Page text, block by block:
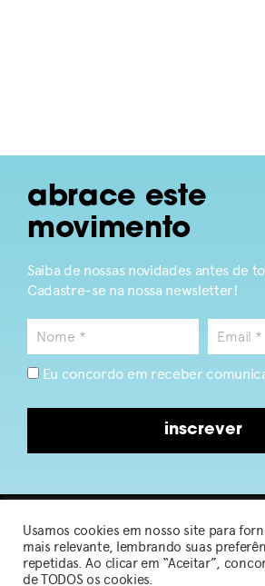
abrace este
movimento
Saiba de nossas novidades antes de
Cadastre-se na nossa newsletter!
Eu concordo em receber
inscrever
2026 © Sou de Algodão
Usamos cookies em nosso site para
mais relevante, lembrando suas
repetidas. Ao clicar em “Aceitar”,
de TODOS os cookies.